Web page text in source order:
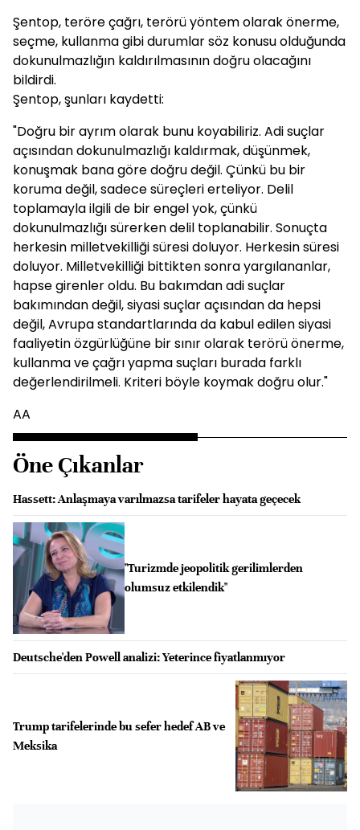
Şentop, teröre çağrı, terörü yöntem olarak önerme,
seçme, kullanma gibi durumlar söz konusu olduğunda
dokunulmazlığın kaldırılmasının doğru olacağını
bildirdi.
Şentop, şunları kaydetti:
"Doğru bir ayrım olarak bunu koyabiliriz. Adi suçlar
açısından dokunulmazlığı kaldırmak, düşünmek,
konuşmak bana göre doğru değil. Çünkü bu bir
koruma değil, sadece süreçleri erteliyor. Delil
toplamayla ilgili de bir engel yok, çünkü
dokunulmazlığı sürerken delil toplanabilir. Sonuçta
herkesin milletvekilliği süresi doluyor. Herkesin süresi
doluyor. Milletvekilliği bittikten sonra yargılananlar,
hapse girenler oldu. Bu bakımdan adi suçlar
bakımından değil, siyasi suçlar açısından da hepsi
değil, Avrupa standartlarında da kabul edilen siyasi
faaliyetin özgürlüğüne bir sınır olarak terörü önerme,
kullanma ve çağrı yapma suçları burada farklı
değerlendirilmeli. Kriteri böyle koymak doğru olur."
AA
Öne Çıkanlar
Hassett: Anlaşmaya varılmazsa tarifeler hayata geçecek
"Turizmde jeopolitik gerilimlerden
olumsuz etkilendik"
Deutsche'den Powell analizi: Yeterince fiyatlanmıyor
Trump tarifelerinde bu sefer hedef AB ve
Meksika